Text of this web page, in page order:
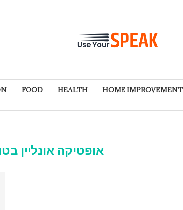
FOOD HEALTH HOME IMPROVEMENT
אופטיקה אונליין